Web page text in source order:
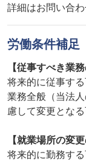
詳細はお問い合
労働条件補足
【従事すべき業
将来的に従事す
業務全般（当法
慮して変更となる
【就業場所の変更
将来的に勤務す